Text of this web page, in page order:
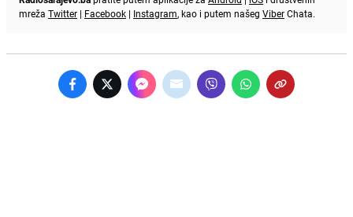
mreža Twitter | Facebook | Instagram, kao i putem našeg ViberChata.